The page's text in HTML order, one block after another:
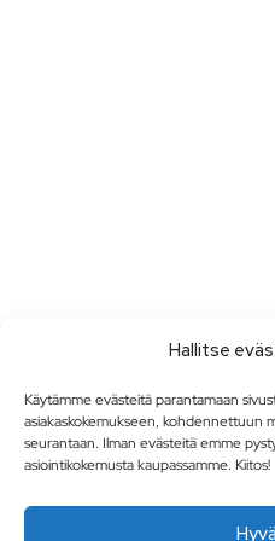
Hallitse
Käytämme evästeitä parantamaan
asiakaskokemukseen, kohdennettuun
seurantaan. Ilman evästeitä emme
asiointikokemusta kaupassamme. Kiitos!